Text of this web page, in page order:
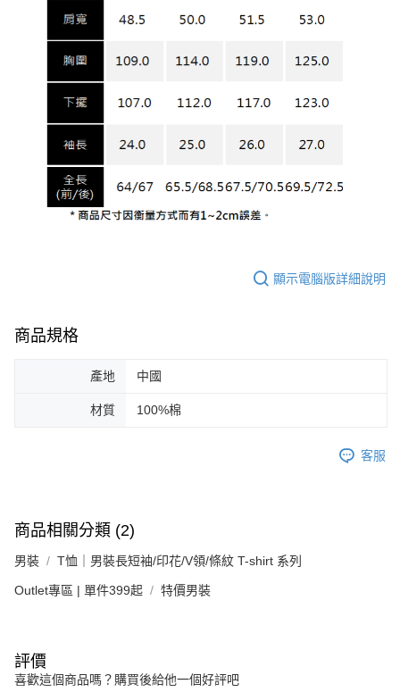
顯示電腦版詳細說明
商品規格
產地 中國
材質 100%棉
客服
商品相關分類 (2)
男裝 T恤｜男裝長短袖/印花/V領/條紋 T-shirt 系列
Outlet專區 | 單件399起 特價男裝
評價
喜歡這個商品嗎？購買後給他一個好評吧